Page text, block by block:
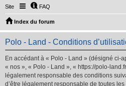
Site FAQ
Index du forum
Polo - Land - Conditions
En accédant à « Polo - Land » (désigné ci-
« nos », « Polo - Land », « https://polo-
légalement responsable des conditions
d’être légalement responsable de toutes